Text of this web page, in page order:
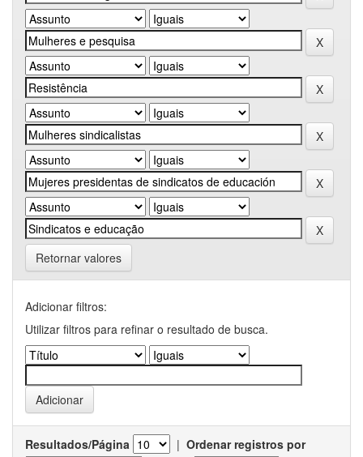
Retornar valores
Adicionar filtros:
Utilizar filtros para refinar o resultado de busca.
Resultados/Página | Ordenar registros por